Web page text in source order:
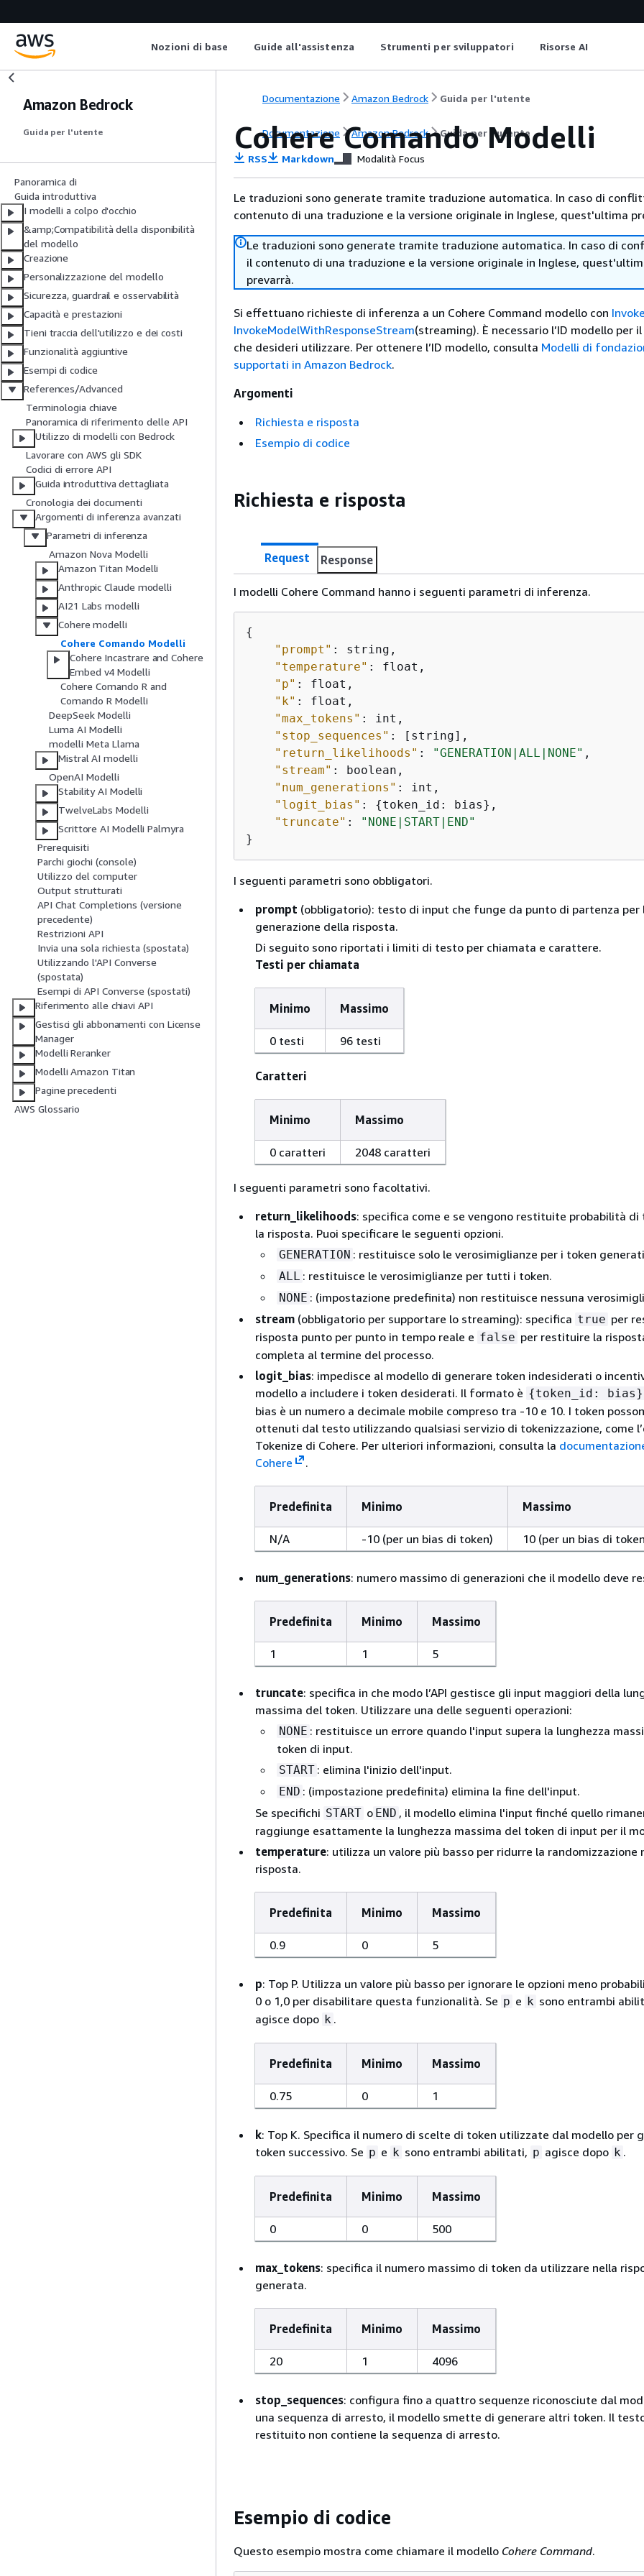
Nozioni di base Guide all'assistenza Strumenti per sviluppatori Risorse AI
Amazon Bedrock
Guida per l'utente
Panoramica di
Guida introduttiva
I modelli a colpo d'occhio
&amp;Compatibilità della disponibilità
del modello
Creazione
Personalizzazione del modello
Sicurezza, guardrail e osservabilità
Capacità e prestazioni
Tieni traccia dell'utilizzo e dei costi
Funzionalità aggiuntive
Esempi di codice
References/Advanced
Terminologia chiave
Panoramica di riferimento delle API
Utilizzo di modelli con Bedrock
Lavorare con AWS gli SDK
Codici di errore API
Guida introduttiva dettagliata
Cronologia dei documenti
Argomenti di inferenza avanzati
Parametri di inferenza
Amazon Nova Modelli
Amazon Titan Modelli
Anthropic Claude modelli
AI21 Labs modelli
Cohere modelli
Cohere Comando Modelli
Cohere Incastrare and Cohere
Embed v4 Modelli
Cohere Comando R and
Comando R Modelli
DeepSeek Modelli
Luma AI Modelli
modelli Meta Llama
Mistral AI modelli
OpenAI Modelli
Stability AI Modelli
TwelveLabs Modelli
Scrittore AI Modelli Palmyra
Prerequisiti
Parchi giochi (console)
Utilizzo del computer
Output strutturati
API Chat Completions (versione
precedente)
Restrizioni API
Invia una sola richiesta (spostata)
Utilizzando l'API Converse
(spostata)
Esempi di API Converse (spostati)
Riferimento alle chiavi API
Gestisci gli abbonamenti con License
Manager
Modelli Reranker
Modelli Amazon Titan
Pagine precedenti
AWS Glossario
Documentazione Amazon Bedrock Guida per l'utente
Documentazione Amazon Bedrock Guida per l'utente
Cohere Comando Modelli
RSS Markdown Modalità Focus
Le traduzioni sono generate tramite traduzione automatica. In caso di
contenuto di una traduzione e la versione originale in Inglese, quest'ultima
Le traduzioni sono generate tramite traduzione automatica. In caso di
il contenuto di una traduzione e la versione originale in Inglese,
prevarrà.
Si effettuano richieste di inferenza a un Cohere Command modello con
InvokeModelWithResponseStream(streaming). È necessario l’ID modello per
che desideri utilizzare. Per ottenere l’ID modello, consulta Modelli di
supportati in Amazon Bedrock.
Argomenti
Richiesta e risposta
Esempio di codice
Richiesta e risposta
Request Response
I modelli Cohere Command hanno i seguenti parametri di inferenza.
{
"prompt" : string,
"temperature" : float,
"p" : float,
"k" : float,
"max_tokens" : int,
"stop_sequences" : [string],
"return_likelihoods" : "GENERATION|ALL|NONE" ,
"stream" : boolean,
"num_generations" : int,
"logit_bias" : {token_id: bias},
"truncate" :
"NONE|START|END"
}
I seguenti parametri sono obbligatori.
prompt (obbligatorio): testo di input che funge da punto di partenza per
generazione della risposta.
Di seguito sono riportati i limiti di testo per chiamata e carattere.
Testi per chiamata
Minimo Massimo
0 testi 96 testi
Caratteri
Minimo Massimo
0 caratteri 2048 caratteri
I seguenti parametri sono facoltativi.
return_likelihoods: specifica come e se vengono restituite probabilità di
la risposta. Puoi specificare le seguenti opzioni.
GENERATION : restituisce solo le verosimiglianze per i token
ALL : restituisce le verosimiglianze per tutti i token.
NONE : (impostazione predefinita) non restituisce nessuna
stream (obbligatorio per supportare lo streaming): specifica true per
risposta punto per punto in tempo reale e false per restituire la
completa al termine del processo.
logit_bias: impedisce al modello di generare token indesiderati o
modello a includere i token desiderati. Il formato è {token_id: bias}
bias è un numero a decimale mobile compreso tra -10 e 10. I token
ottenuti dal testo utilizzando qualsiasi servizio di tokenizzazione, come
Tokenize di Cohere. Per ulteriori informazioni, consulta la
Cohere
.
Predefinita Minimo Massimo
N/A -10 (per un bias di token) 10 (per un bias di
num_generations: numero massimo di generazioni che il modello deve
Predefinita Minimo Massimo
1 1 5
truncate: specifica in che modo l’API gestisce gli input maggiori della
massima del token. Utilizzare una delle seguenti operazioni:
NONE : restituisce un errore quando l'input supera la lunghezza
token di input.
START : elimina l'inizio dell'input.
END : (impostazione predefinita) elimina la fine dell'input.
Se specifichi START o END , il modello elimina l'input finché quello
raggiunge esattamente la lunghezza massima del token di input per il
temperature: utilizza un valore più basso per ridurre la randomizzazione
risposta.
Predefinita Minimo Massimo
0.9 0 5
p: Top P. Utilizza un valore più basso per ignorare le opzioni meno
0 o 1,0 per disabilitare questa funzionalità. Se p e k sono entrambi
agisce dopo k .
Predefinita Minimo Massimo
0.75 0 1
k: Top K. Specifica il numero di scelte di token utilizzate dal modello per
token successivo. Se p e k sono entrambi abilitati, p agisce dopo k .
Predefinita Minimo Massimo
0 0 500
max_tokens: specifica il numero massimo di token da utilizzare nella
generata.
Predefinita Minimo Massimo
20 1 4096
stop_sequences: configura fino a quattro sequenze riconosciute dal
una sequenza di arresto, il modello smette di generare altri token. Il
restituito non contiene la sequenza di arresto.
Esempio di codice
Questo esempio mostra come chiamare il modello Cohere Command.